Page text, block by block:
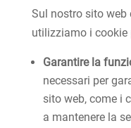
Sul nostro sito web
utilizziamo i cookie
Garantire la
necessari per
sito web, come i
a mantenere la